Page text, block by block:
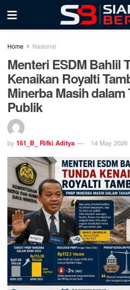
Home Nasional
Menteri ESDM Bahlil
Kenaikan Royalti
Minerba Masih dalam
Publik
by 161_B_ Rifki Aditya 14 May 2026